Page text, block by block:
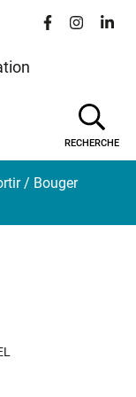
d'accessibilité
Lien vers le
Lien vers
Lien
RECHERCHE
/ Bouger